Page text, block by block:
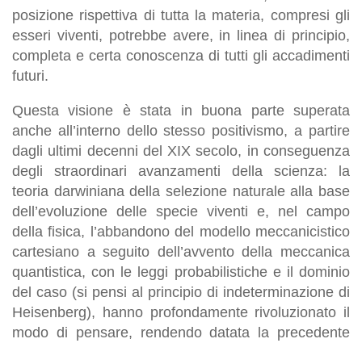
posizione rispettiva di tutta la materia, compresi gli
esseri viventi, potrebbe avere, in linea di principio,
completa e certa conoscenza di tutti gli accadimenti
futuri.
Questa visione è stata in buona parte superata
anche all’interno dello stesso positivismo, a partire
dagli ultimi decenni del XIX secolo, in conseguenza
degli straordinari avanzamenti della scienza: la
teoria darwiniana della selezione naturale alla base
dell’evoluzione delle specie viventi e, nel campo
della fisica, l’abbandono del modello meccanicistico
cartesiano a seguito dell’avvento della meccanica
quantistica, con le leggi probabilistiche e il dominio
del caso (si pensi al principio di indeterminazione di
Heisenberg), hanno profondamente rivoluzionato il
modo di pensare, rendendo datata la precedente